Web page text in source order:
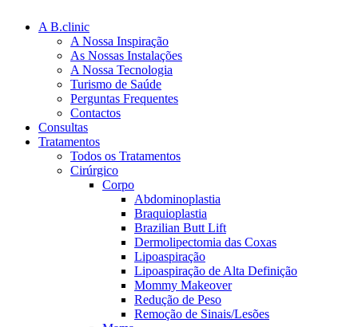
A B.clinic
A Nossa Inspiração
As Nossas Instalações
A Nossa Tecnologia
Turismo de Saúde
Perguntas Frequentes
Contactos
Consultas
Tratamentos
Todos os Tratamentos
Cirúrgico
Corpo
Abdominoplastia
Braquioplastia
Brazilian Butt Lift
Dermolipectomia das Coxas
Lipoaspiração
Lipoaspiração de Alta Definição
Mommy Makeover
Redução de Peso
Remoção de Sinais/Lesões